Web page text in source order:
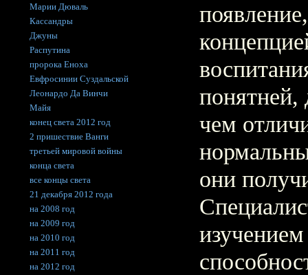
понятней,
чем
они
Марии Дюваль
Кассандры
Джуны
Распутина
пророка Еноха
Евфросинии Суздальской
Леонардо Да Винчи
Майя
конец света 2012 год
2 пришествие Ванги
третьей мировой войны
конца света
все концы света
21 декабря 2012 года
на 2008 год
на 2009 год
на 2010 год
на 2011 год
на 2012 год